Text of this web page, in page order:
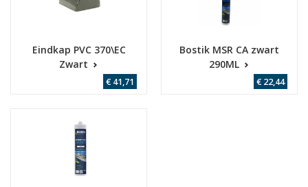
€ 41,71
Eindkap PVC 370\EC
Zwart
€ 22,44
Bostik MSR CA zwart
290ML